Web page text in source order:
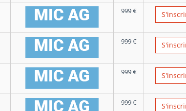
999€
999€
999€
999€